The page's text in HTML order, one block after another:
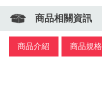
商品相關資訊
商品介紹 商品規格